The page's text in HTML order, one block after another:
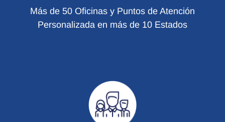
Más de 50 Oficinas y Puntos de Atención
Personalizada en más de 10 Estados